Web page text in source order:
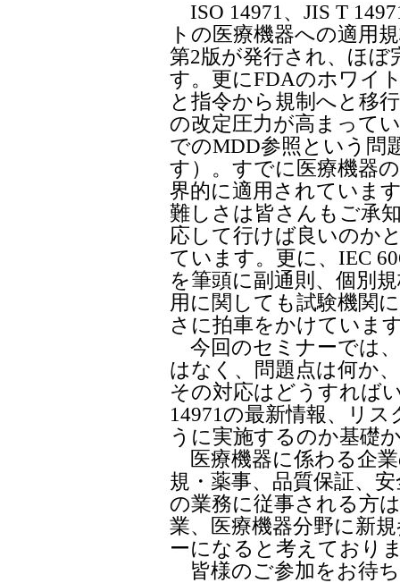
ISO 14971、JIS T
トの医療機器への適用
第2版が発行され、ほ
す。更にFDAのホワイ
と指令から規制へと移
の改定圧力が高まって
でのMDD参照という問
す）。すでに医療機器
界的に適用されていま
難しさは皆さんもご承
応して行けば良いのか
ています。更に、IEC
を筆頭に副通則、個別
用に関しても試験機関
さに拍車をかけていま
今回のセミナーでは
はなく、問題点は何か
その対応はどうすれば
14971の最新情報、リ
うに実施するのか基礎
医療機器に係わる企
規・薬事、品質保証、
の業務に従事される方
業、医療機器分野に新
ーになると考えており
皆様のご参加をお待